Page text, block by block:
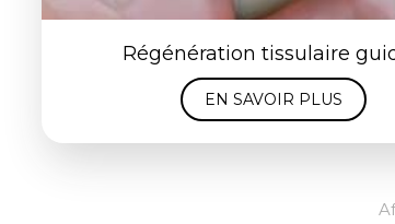
Régénération tissulaire
EN SAVOIR PLUS